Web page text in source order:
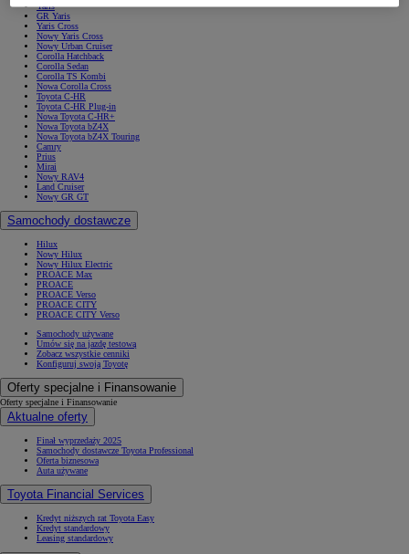
Yaris
GR Yaris
Yaris Cross
Nowy Yaris Cross
Nowy Urban Cruiser
Corolla Hatchback
Corolla Sedan
Corolla TS Kombi
Nowa Corolla Cross
Toyota C-HR
Toyota C-HR Plug-in
Nowa Toyota C-HR+
Nowa Toyota bZ4X
Nowa Toyota bZ4X Touring
Camry
Prius
Mirai
Nowy RAV4
Land Cruiser
Nowy GR GT
Samochody dostawcze
Hilux
Nowy Hilux
Nowy Hilux Electric
PROACE Max
PROACE
PROACE Verso
PROACE CITY
PROACE CITY Verso
Samochody używane
Umów się na jazdę testową
Zobacz wszystkie cenniki
Konfiguruj swoją Toyotę
Oferty specjalne i Finansowanie
Oferty specjalne i Finansowanie
Aktualne oferty
Finał wyprzedaży 2025
Samochody dostawcze Toyota Professional
Oferta biznesowa
Auta używane
Toyota Financial Services
Kredyt niższych rat Toyota Easy
Kredyt standardowy
Leasing standardowy